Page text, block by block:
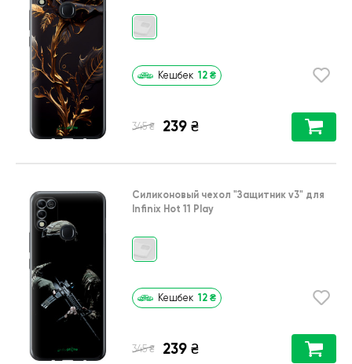
Кешбек 12 ₴
345 ₴ 239 ₴
Силиконовый чехол "Защитник v3" для
Infinix Hot 11 Play
Кешбек 12 ₴
345 ₴ 239 ₴